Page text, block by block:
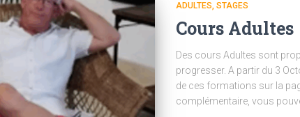
ADULTES STAGES
Cours Adultes
Des cours Adultes sont
progresser. A partir du 3
de ces formations sur la
complémentaire, vous